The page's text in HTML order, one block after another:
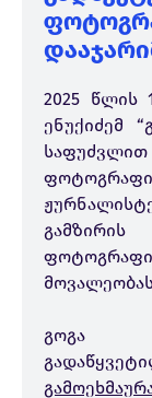
2025 წლის
ენუქიძემ
გოგა